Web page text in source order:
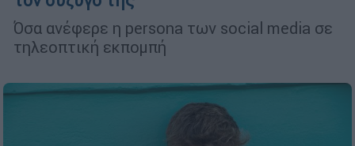
Όσα ανέφερε η persona των social media σε
τηλεοπτική εκπομπή